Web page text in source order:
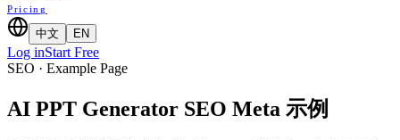
Pricing
中文 EN
Log inStart Free
SEO · Example Page
AI PPT Generator SEO Meta 示例